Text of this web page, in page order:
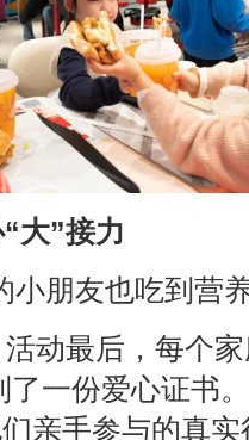
大”接力
小朋友也吃到营
动最后，每个
了一份爱心证书
亲手参与的真实